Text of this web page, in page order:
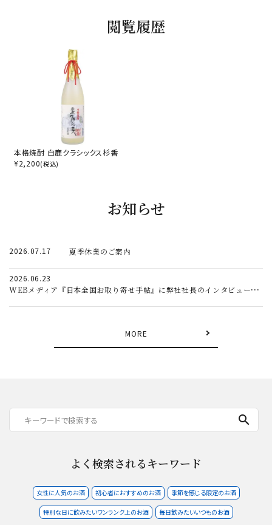
閲覧履歴
本格焼酎 白鹿クラシックス杉香
¥2,200(税込)
お知らせ
2026.07.17 夏季休業のご案内
2026.06.23
WEBメディア『日本全国お取り寄せ手帖』に弊社社長のインタビュー記事が掲載されました。
MORE
search
よく検索されるキーワード
女性に人気のお酒 初心者におすすめのお酒 季節を感じる限定のお酒
特別な日に飲みたいワンランク上のお酒 毎日飲みたいいつものお酒